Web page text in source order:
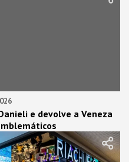
e devolve a Veneza